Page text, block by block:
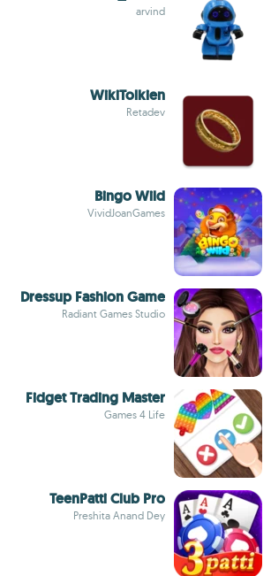
arvind
WikiTolkien
Retadev
Bingo Wild
VividJoanGames
Dressup Fashion Game
Radiant Games Studio
Fidget Trading Master
Games 4 Life
TeenPatti Club Pro
Preshita Anand Dey